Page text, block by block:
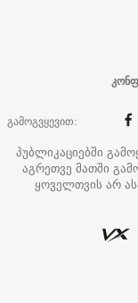
გამოგვყევით:
პუბლიკაციებში
აგრეთვე მათში
ყოველთვის არ